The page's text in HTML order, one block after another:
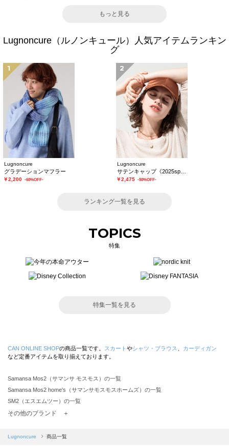
もっと見る
Lugnoncure（ルノンキュール）人気アイテムランキン
グ
1
Lugnoncure
グラデーションマフラー
￥2,200 -60%OFF-
2
Lugnoncure
￥2,475 -50%OFF-
ランキング一覧を見る
TOPICS
特集
特集一覧を見る
CAN ONLINE SHOPの商品一覧です。 スカート やシャツ・ブラウス
カーディガン
など定番アイテムを取り揃えております。
Samansa Mos2（サマンサ モスモス）の一覧
Samansa Mos2 home's（サマンサモスモスホームズ）の一覧
SM2（エスエムツー）の一覧
TSUHARU by Samansa Mos2（ツハルバイサマンサモスモス）の一覧
Samansa Mos2 blue（サマンサモスモス ブルー）の一覧
その他のブランド ＋
Lugnoncure 商品一覧